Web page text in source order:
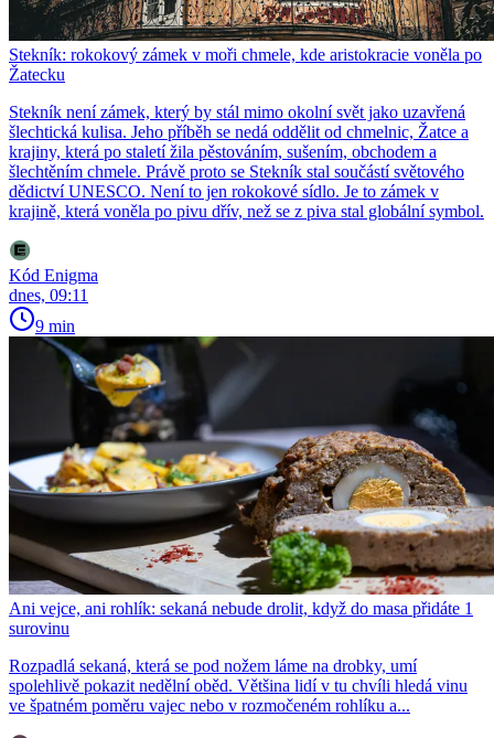
Stekník: rokokový zámek v moři chmele, kde aristokracie voněla po
Žatecku
Stekník není zámek, který by stál mimo okolní svět jako uzavřená
šlechtická kulisa. Jeho příběh se nedá oddělit od chmelnic, Žatce a
krajiny, která po staletí žila pěstováním, sušením, obchodem a
šlechtěním chmele. Právě proto se Stekník stal součástí světového
dědictví UNESCO. Není to jen rokokové sídlo. Je to zámek v
krajině, která voněla po pivu dřív, než se z piva stal globální symbol.
Kód Enigma
dnes, 09:11
9 min
Ani vejce, ani rohlík: sekaná nebude drolit, když do masa přidáte 1
surovinu
Rozpadlá sekaná, která se pod nožem láme na drobky, umí
spolehlivě pokazit nedělní oběd. Většina lidí v tu chvíli hledá vinu
ve špatném poměru vajec nebo v rozmočeném rohlíku a...